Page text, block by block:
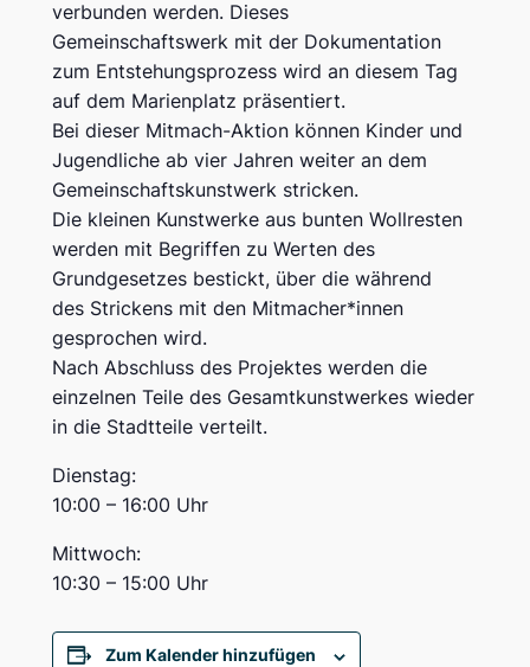
verbunden werden. Dieses
Gemeinschaftswerk mit der Dokumentation
zum Entstehungsprozess wird an diesem Tag
auf dem Marienplatz präsentiert.
Bei dieser Mitmach-Aktion können Kinder und
Jugendliche ab vier Jahren weiter an dem
Gemeinschaftskunstwerk stricken.
Die kleinen Kunstwerke aus bunten Wollresten
werden mit Begriffen zu Werten des
Grundgesetzes bestickt, über die während
des Strickens mit den Mitmacher*innen
gesprochen wird.
Nach Abschluss des Projektes werden die
einzelnen Teile des Gesamtkunstwerkes wieder
in die Stadtteile verteilt.
Dienstag:
10:00 – 16:00 Uhr
Mittwoch:
10:30 – 15:00 Uhr
Zum Kalender hinzufügen